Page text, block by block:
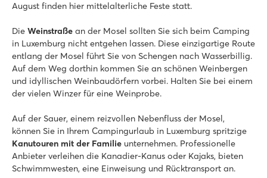
August finden hier mittelalterliche Feste statt.
Die Weinstraße an der Mosel sollten Sie sich beim Camping
in Luxemburg nicht entgehen lassen. Diese einzigartige Route
entlang der Mosel führt Sie von Schengen nach Wasserbillig.
Auf dem Weg dorthin kommen Sie an schönen Weinbergen
und idyllischen Weinbaudörfern vorbei. Halten Sie bei einem
der vielen Winzer für eine Weinprobe.
Auf der Sauer, einem reizvollen Nebenfluss der Mosel,
können Sie in Ihrem Campingurlaub in Luxemburg spritzige
Kanutouren mit der Familie unternehmen. Professionelle
Anbieter verleihen die Kanadier-Kanus oder Kajaks, bieten
Schwimmwesten, eine Einweisung und Rücktransport an.